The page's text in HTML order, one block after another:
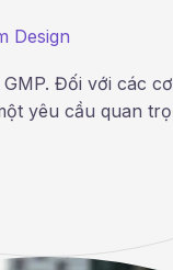
Design
Đối với các
yêu cầu quan